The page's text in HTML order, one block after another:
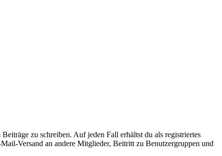
zu schreiben. Auf jeden Fall erhältst du als registriertes
Versand an andere Mitglieder, Beitritt zu Benutzergruppen und